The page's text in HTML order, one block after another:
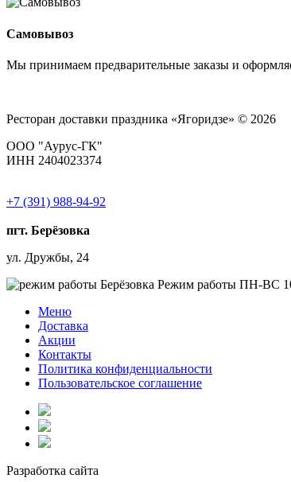
Самовывоз
Мы принимаем предварительные заказы и
Ресторан доставки праздника «Ягоридзе» © 2026
ООО "Аурус-ГК"
ИНН 2404023374
+7 (391) 988-94-92
пгт. Берёзовка
ул. Дружбы, 24
Режим работы ПН-ВС
Меню
Доставка
Акции
Контакты
Политика конфиденциальности
Пользовательское соглашение
Разработка сайта